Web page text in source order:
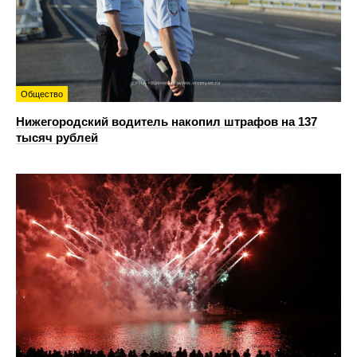
Общество
Нижегородский водитель накопил штрафов на 137
тысяч рублей